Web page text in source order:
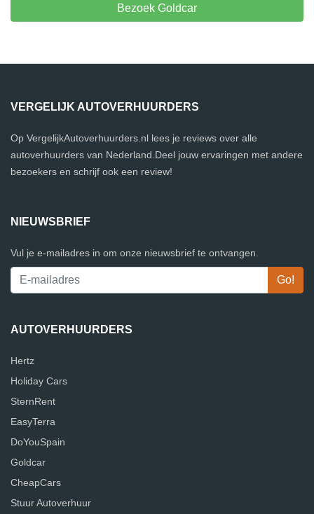
Bezoek Goldcar
VERGELIJK AUTOVERHUURDERS
Op VergelijkAutoverhuurders.nl lees je reviews over alle
autoverhuurders van Nederland.Deel jouw ervaringen met andere
bezoekers en schrijf ook een review!
NIEUWSBRIEF
Vul je e-mailadres in om onze nieuwsbrief te ontvangen.
AUTOVERHUURDERS
Hertz
Holiday Cars
SternRent
EasyTerra
DoYouSpain
Goldcar
CheapCars
Stuur Autoverhuur